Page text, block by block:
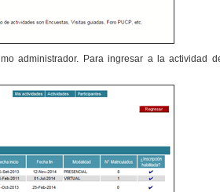
administrador. Para ingresar a la actividad